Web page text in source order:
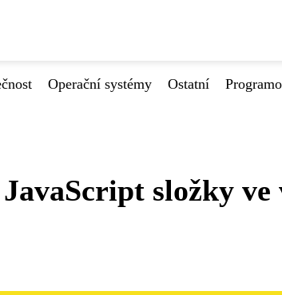
Operační systémy Ostatní
složky ve